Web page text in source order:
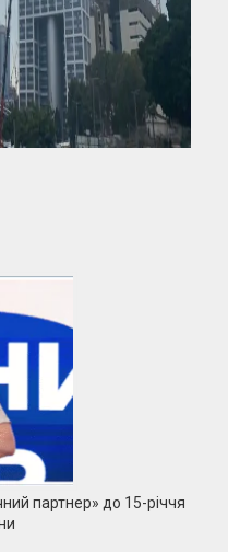
партнер» до 15-річчя